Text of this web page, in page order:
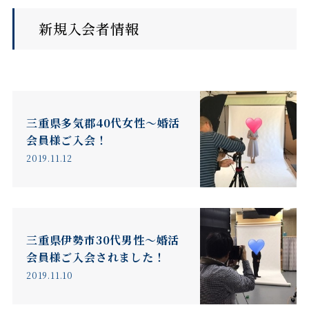
新規入会者情報
三重県多気郡40代女性～婚活
会員様ご入会！
2019.11.12
三重県伊勢市30代男性～婚活
会員様ご入会されました！
2019.11.10